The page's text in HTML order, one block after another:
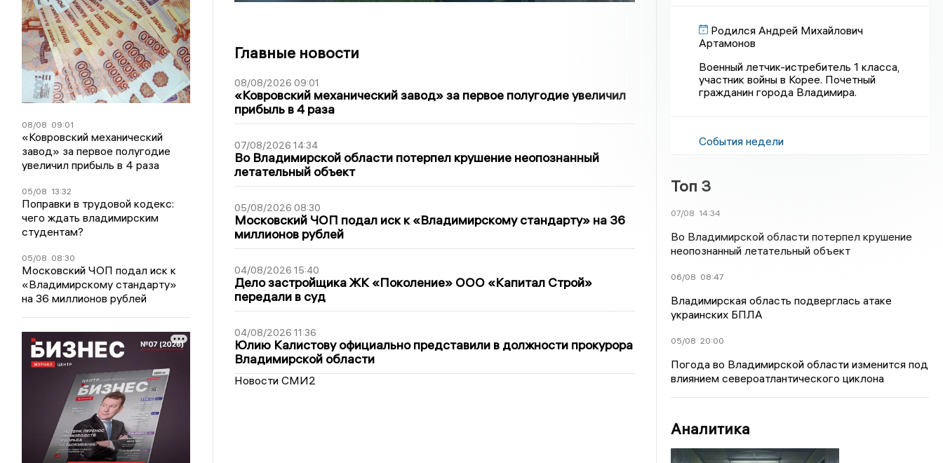
08/08 09:01
«Ковровский механический
завод» за первое полугодие
увеличил прибыль в 4 раза
05/08 13:32
Поправки в трудовой кодекс:
чего ждать владимирским
студентам?
05/08 08:30
Московский ЧОП подал иск к
«Владимирскому стандарту»
на 36 миллионов рублей
Главные новости
08/08/2026 09:01
«Ковровский механический завод» за первое полугодие увеличил
прибыль в 4 раза
07/08/2026 14:34
Во Владимирской области потерпел крушение неопознанный
летательный объект
05/08/2026 08:30
Московский ЧОП подал иск к «Владимирскому стандарту» на 36
миллионов рублей
04/08/2026 15:40
Дело застройщика ЖК «Поколение» ООО «Капитал Строй»
передали в суд
04/08/2026 11:36
Юлию Калистову официально представили в должности прокурора
Владимирской области
Новости СМИ2
Родился Андрей Михайлович
Артамонов
Военный летчик-истребитель 1 класса,
участник войны в Корее. Почетный
гражданин города Владимира.
События недели
Топ 3
07/08 14:34
Во Владимирской области потерпел крушение
неопознанный летательный объект
06/08 08:47
Владимирская область подверглась атаке
украинских БПЛА
05/08 20:00
Погода во Владимирской области изменится под
влиянием североатлантического циклона
Аналитика